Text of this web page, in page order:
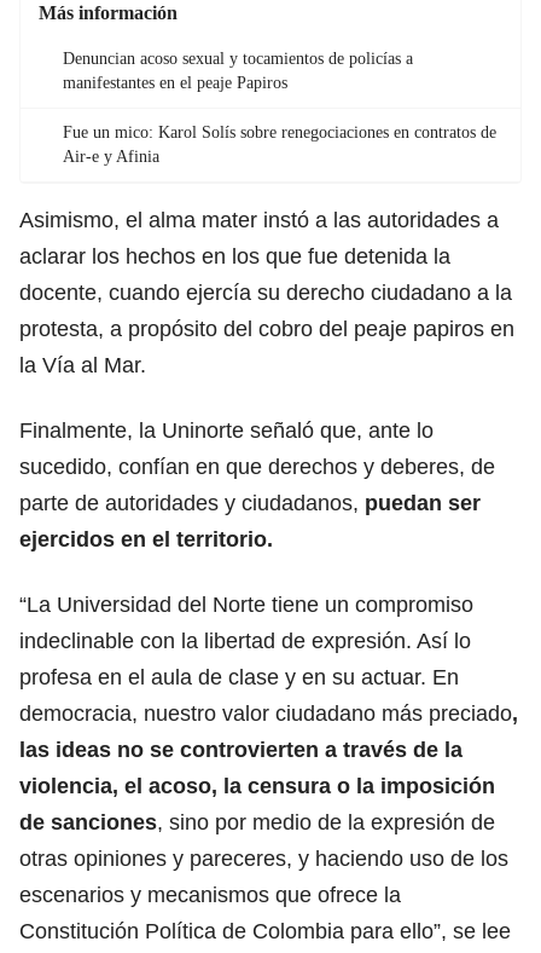
Más información
Denuncian acoso sexual y tocamientos de policías a
manifestantes en el peaje Papiros
Fue un mico: Karol Solís sobre renegociaciones en contratos de
Air-e y Afinia
Asimismo, el alma mater instó a las autoridades a
aclarar los hechos en los que fue detenida la
docente, cuando ejercía su derecho ciudadano a la
protesta, a propósito del cobro del peaje papiros en
la Vía al Mar.
Finalmente, la Uninorte señaló que, ante lo
sucedido, confían en que derechos y deberes, de
parte de autoridades y ciudadanos, puedan ser
ejercidos en el territorio.
“La Universidad del Norte tiene un compromiso
indeclinable con la libertad de expresión. Así lo
profesa en el aula de clase y en su actuar. En
democracia, nuestro valor ciudadano más preciado,
las ideas no se controvierten a través de la
violencia, el acoso, la censura o la imposición
de sanciones, sino por medio de la expresión de
otras opiniones y pareceres, y haciendo uso de los
escenarios y mecanismos que ofrece la
Constitución Política de Colombia para ello”, se lee